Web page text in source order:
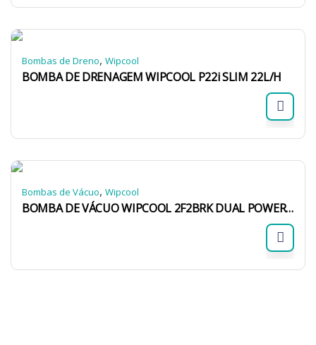
Bombas de Dreno, Wipcool
BOMBA DE DRENAGEM WIPCOOL P22i SLIM 22L/H
Bombas de Vácuo, Wipcool
BOMBA DE VÁCUO WIPCOOL 2F2BRK DUAL POWERED 5CFM A2L 2 ESTÁGIOS C/ SOLENOIDE E VACUÔMETRO À BATERIA